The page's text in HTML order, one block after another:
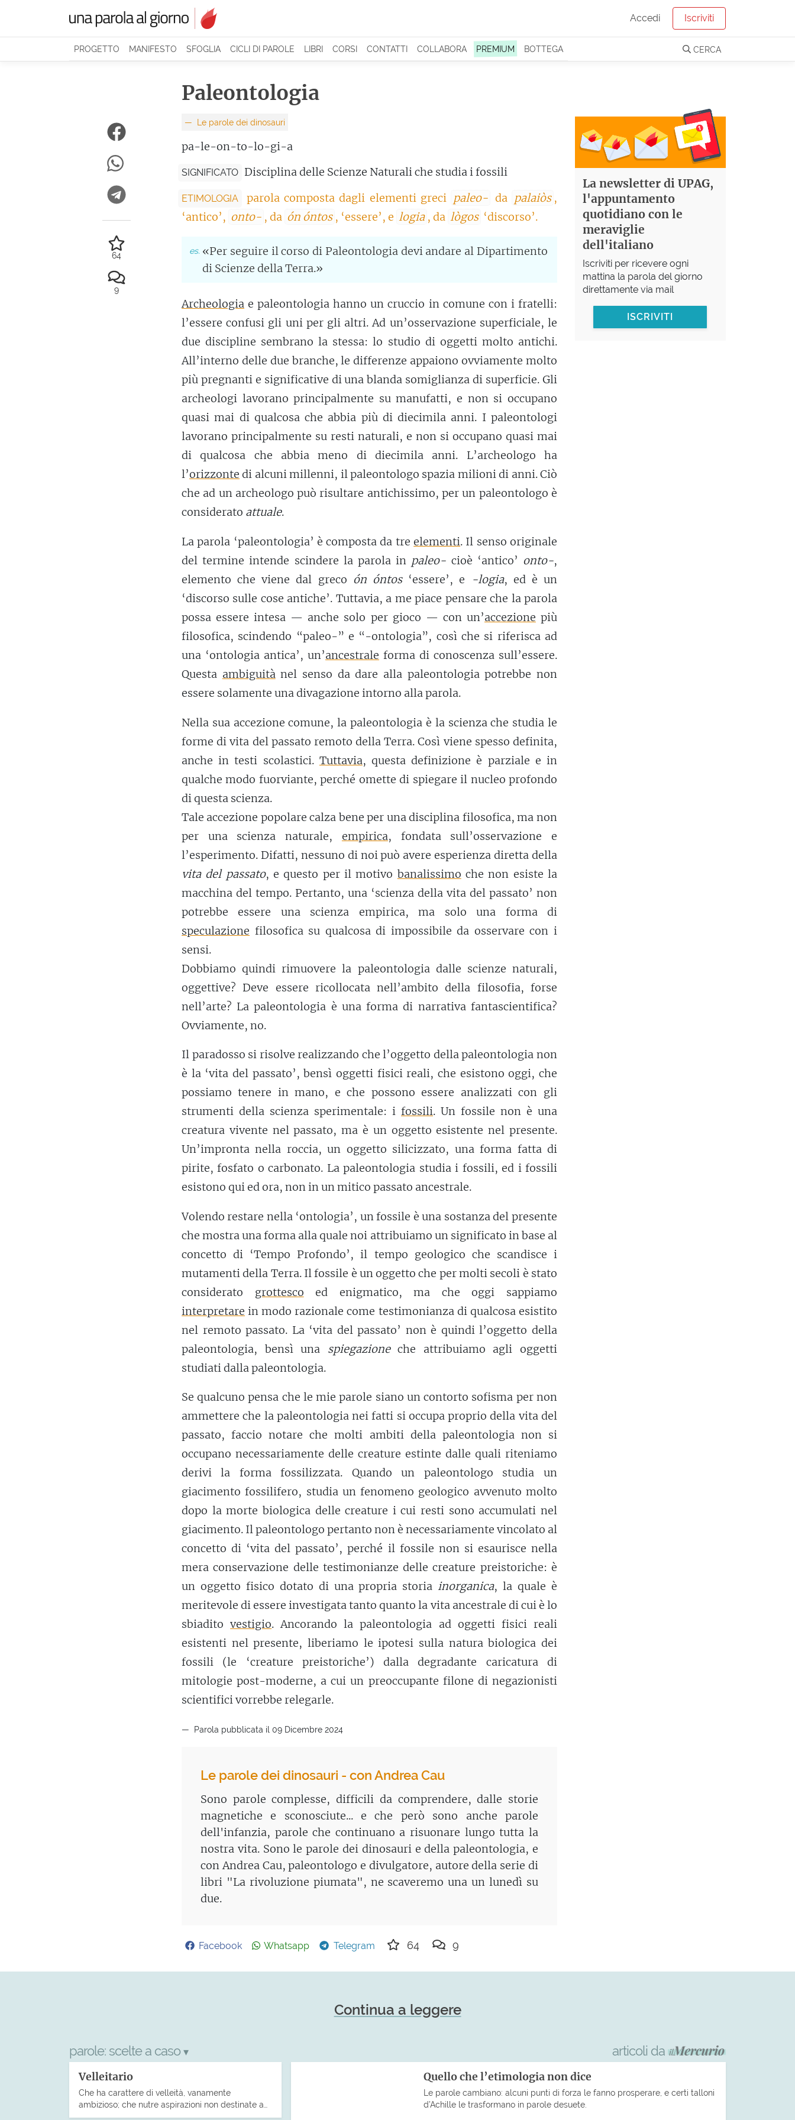
Accedi Iscriviti
PROGETTO MANIFESTO SFOGLIA CICLI DI PAROLE LIBRI CORSI CONTATTI COLLABORA PREMIUM BOTTEGA CERCA
Paleontologia
Le parole dei dinosauri
pa-le-on-to-lo-gi-a
SIGNIFICATO Disciplina delle Scienze Naturali che studia i fossili
ETIMOLOGIA parola composta dagli elementi greci paleo- da palaiòs ,
‘antico’, onto- , da ón óntos , ‘essere’, e logia , da lògos ‘discorso’.
«Per seguire il corso di Paleontologia devi andare al Dipartimento
di Scienze della Terra.»
Archeologia e paleontologia hanno un cruccio in comune con i fratelli:
l’essere confusi gli uni per gli altri. Ad un’osservazione superficiale, le
due discipline sembrano la stessa: lo studio di oggetti molto antichi.
All’interno delle due branche, le differenze appaiono ovviamente molto
più pregnanti e significative di una blanda somiglianza di superficie. Gli
archeologi lavorano principalmente su manufatti, e non si occupano
quasi mai di qualcosa che abbia più di diecimila anni. I paleontologi
lavorano principalmente su resti naturali, e non si occupano quasi mai
di qualcosa che abbia meno di diecimila anni. L’archeologo ha
l’orizzonte di alcuni millenni, il paleontologo spazia milioni di anni. Ciò
che ad un archeologo può risultare antichissimo, per un paleontologo è
considerato attuale.
La parola ‘paleontologia’ è composta da treelementi. Il senso originale
del termine intende scindere la parola in paleo- cioè ‘antico’ onto-,
elemento che viene dal greco ón óntos‘essere’, e -logia, ed è un
‘discorso sulle cose antiche’. Tuttavia, a me piace pensare che la parola
possa essere intesa — anche solo per gioco — con un’accezione più
filosofica, scindendo “paleo-” e “-ontologia”, così che si riferisca ad
una ‘ontologia antica’, un’ancestrale forma di conoscenza sull’essere.
Questa ambiguitànel senso da dare alla paleontologia potrebbe non
essere solamente una divagazione intorno alla parola.
Nella sua accezione comune, la paleontologia è la scienza che studia le
forme di vita del passato remoto della Terra. Così viene spesso definita,
anche in testi scolastici. Tuttavia, questa definizione è parziale e in
qualche modo fuorviante, perché omette di spiegare il nucleo profondo
di questa scienza.
Tale accezione popolare calza bene per una disciplina filosofica, ma non
per una scienza naturale, empirica, fondata sull’osservazione e
l’esperimento. Difatti, nessuno di noi può avere esperienza diretta della
vita del passato, e questo per il motivo banalissimo che non esiste la
macchina del tempo. Pertanto, una ‘scienza della vita del passato’ non
potrebbe essere una scienza empirica, ma solo una forma di
speculazione filosofica su qualcosa di impossibile da osservare con i
sensi.
Dobbiamo quindi rimuovere la paleontologia dalle scienze naturali,
oggettive? Deve essere ricollocata nell’ambito della filosofia, forse
nell’arte? La paleontologia è una forma di narrativa fantascientifica?
Ovviamente, no.
Il paradosso si risolve realizzando che l’oggetto della paleontologia non
è la ‘vita del passato’, bensì oggetti fisici reali, che esistono oggi, che
possiamo tenere in mano, e che possono essere analizzati con gli
strumenti della scienza sperimentale: i fossili. Un fossile non è una
creatura vivente nel passato, ma è un oggetto esistente nel presente.
Un’impronta nella roccia, un oggetto silicizzato, una forma fatta di
pirite, fosfato o carbonato. La paleontologia studia i fossili, ed i fossili
esistono qui ed ora, non in un mitico passato ancestrale.
Volendo restare nella ‘ontologia’, un fossile è una sostanza del presente
che mostra una forma alla quale noi attribuiamo un significato in base al
concetto di ‘Tempo Profondo’, il tempo geologico che scandisce i
mutamenti della Terra. Il fossile è un oggetto che per molti secoli è stato
considerato grottesco ed enigmatico, ma che oggi sappiamo
interpretare in modo razionale come testimonianza di qualcosa esistito
nel remoto passato. La ‘vita del passato’ non è quindi l’oggetto della
paleontologia, bensì una spiegazioneche attribuiamo agli oggetti
studiati dalla paleontologia.
Se qualcuno pensa che le mie parole siano un contorto sofisma per non
ammettere che la paleontologia nei fatti si occupa proprio della vita del
passato, faccio notare che molti ambiti della paleontologia non si
occupano necessariamente delle creature estinte dalle quali riteniamo
derivi la forma fossilizzata. Quando un paleontologo studia un
giacimento fossilifero, studia un fenomeno geologico avvenuto molto
dopo la morte biologica delle creature i cui resti sono accumulati nel
giacimento. Il paleontologo pertanto non è necessariamente vincolato al
concetto di ‘vita del passato’, perché il fossile non si esaurisce nella
mera conservazione delle testimonianze delle creature preistoriche: è
un oggetto fisico dotato di una propria storiainorganica, la quale è
meritevole di essere investigata tanto quanto la vita ancestrale di cui è lo
sbiaditovestigio. Ancorando la paleontologia ad oggetti fisici reali
esistenti nel presente, liberiamo le ipotesi sulla natura biologica dei
fossili (le ‘creature preistoriche’) dalla degradante caricatura di
mitologie post-moderne, a cui un preoccupante filone di negazionisti
scientifici vorrebbe relegarle.
Parola pubblicata il 09 Dicembre 2024
Le parole dei dinosauri - con Andrea Cau
Sono parole complesse, difficili da comprendere, dalle storie
magnetiche e sconosciute... e che però sono anche parole
dell'infanzia, parole che continuano a risuonare lungo tutta la
nostra vita. Sono le parole dei dinosauri e della paleontologia, e
con Andrea Cau, paleontologo e divulgatore, autore della serie di
libri "La rivoluzione piumata", ne scaveremo una un lunedì su
due.
Facebook Whatsapp Telegram 64 9
64
9
La newsletter di UPAG,
l'appuntamento
quotidiano con le
meraviglie
dell'italiano
Iscriviti per ricevere ogni
mattina la parola del giorno
direttamente via mail
ISCRIVITI
Continua a leggere
parole: scelte a caso ▾
Velleitario
Che ha carattere di velleità, vanamente
ambizioso; che nutre aspirazioni non destinate a…
articoli da
Quello che l’etimologia non dice
Le parole cambiano: alcuni punti di forza le fanno prosperare, e certi talloni
d’Achille le trasformano in parole desuete.